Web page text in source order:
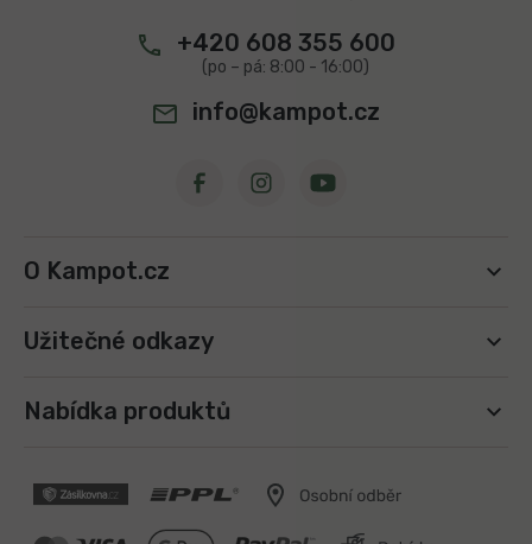
+420 608 355 600
info@kampot.cz
O Kampot.cz
Užitečné odkazy
Nabídka produktů